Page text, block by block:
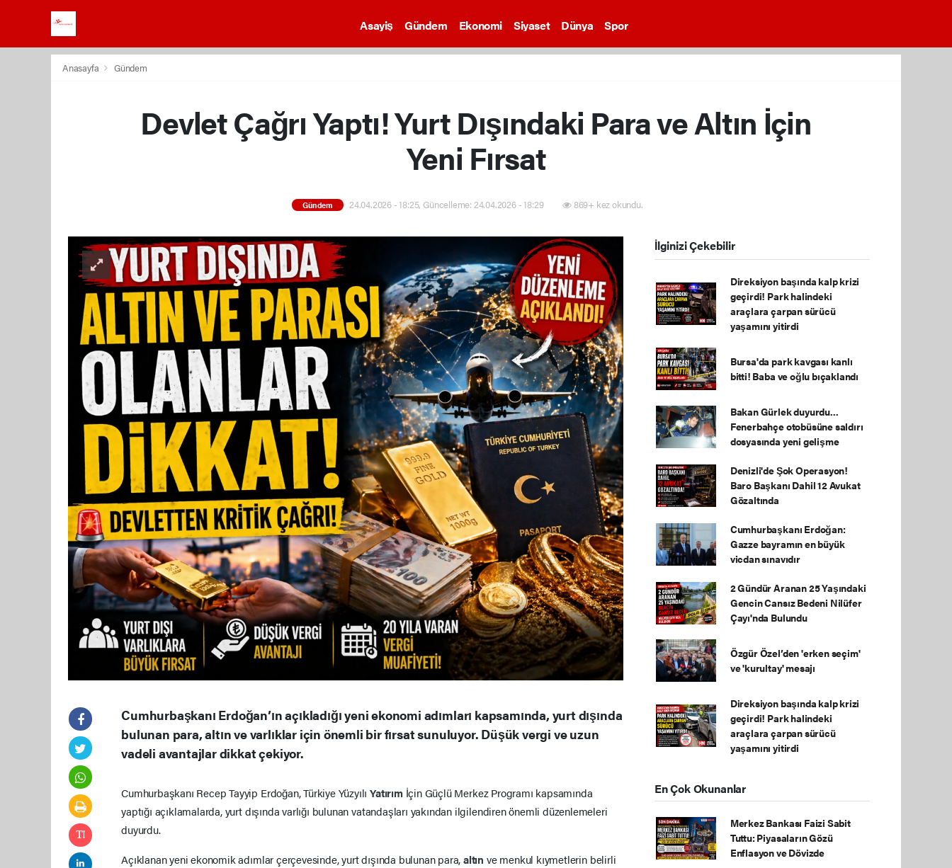
Asayiş Gündem Ekonomi Siyaset Dünya Spor
Anasayfa Gündem
Devlet Çağrı Yaptı! Yurt Dışındaki Para ve Altın İçin
Yeni Fırsat
Gündem 24.04.2026 - 18:25, Güncelleme: 24.04.2026 - 18:29 869+ kez okundu.
Cumhurbaşkanı Erdoğan’ın açıkladığı yeni ekonomi adımları kapsamında, yurt dışında
bulunan para, altın ve varlıklar için önemli bir fırsat sunuluyor. Düşük vergi ve uzun
vadeli avantajlar dikkat çekiyor.
Cumhurbaşkanı Recep Tayyip Erdoğan, Türkiye YüzyılıYatırım İçin Güçlü Merkez Programı kapsamında
yaptığı açıklamalarda, yurt dışında varlığı bulunan vatandaşları yakından ilgilendiren önemli düzenlemeleri
duyurdu.
Açıklanan yeni ekonomik adımlar çerçevesinde, yurt dışında bulunan para,altın ve menkul kıymetlerin belirli
İlginizi Çekebilir
Direksiyon başında kalp krizi
geçirdi! Park halindeki
araçlara çarpan sürücü
yaşamını yitirdi
Bursa'da park kavgası kanlı
bitti! Baba ve oğlu bıçaklandı
Bakan Gürlek duyurdu...
Fenerbahçe otobüsüne saldırı
dosyasında yeni gelişme
Denizli'de Şok Operasyon!
Baro Başkanı Dahil 12 Avukat
Gözaltında
Cumhurbaşkanı Erdoğan:
Gazze bayramın en büyük
vicdan sınavıdır
2 Gündür Aranan 25 Yaşındaki
Gencin Cansız Bedeni Nilüfer
Çayı'nda Bulundu
Özgür Özel’den 'erken seçim'
ve 'kurultay' mesajı
Direksiyon başında kalp krizi
geçirdi! Park halindeki
araçlara çarpan sürücü
yaşamını yitirdi
En Çok Okunanlar
Merkez Bankası Faizi Sabit
Tuttu: Piyasaların Gözü
Enflasyon ve Dövizde